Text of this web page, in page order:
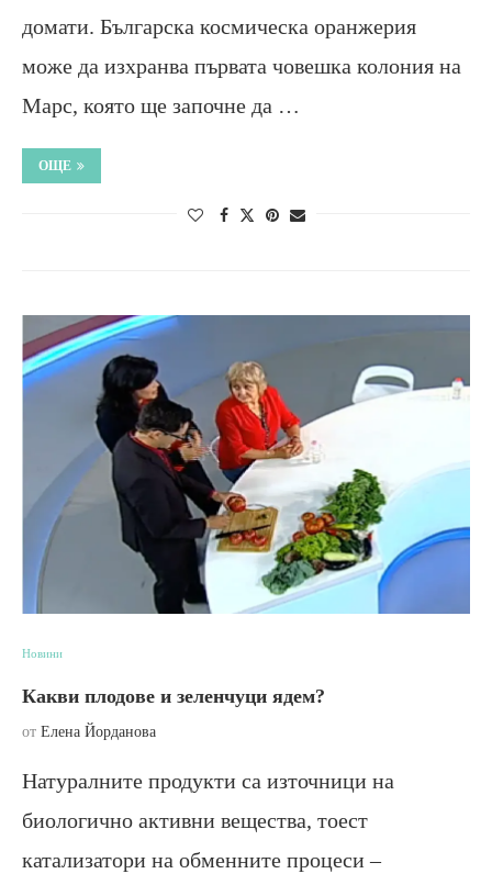
домати. Българска космическа оранжерия
може да изхранва първата човешка колония на
Марс, която ще започне да …
ОЩЕ
Новини
Какви плодове и зеленчуци ядем?
от Елена Йорданова
Натуралните продукти са източници на
биологично активни вещества, тоест
катализатори на обменните процеси –